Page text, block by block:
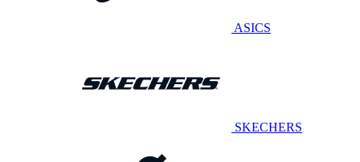
ASICS
SKECHERS